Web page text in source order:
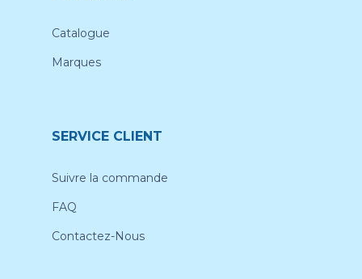
Catalogue
Marques
SERVICE CLIENT
Suivre la commande
FAQ
Contactez-Nous